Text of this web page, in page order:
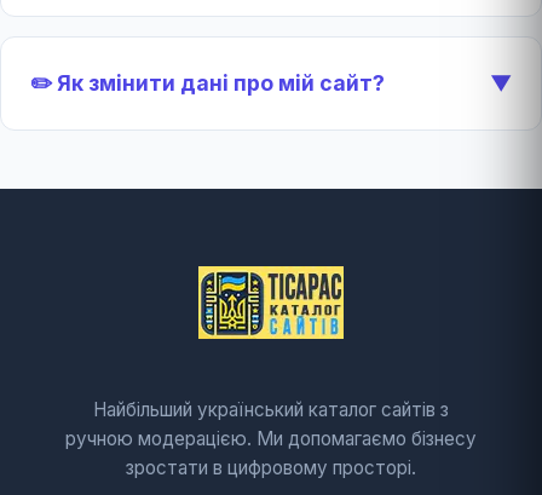
✏️ Як змінити дані про мій сайт? ▼
Найбільший український каталог сайтів з
ручною модерацією. Ми допомагаємо бізнесу
зростати в цифровому просторі.